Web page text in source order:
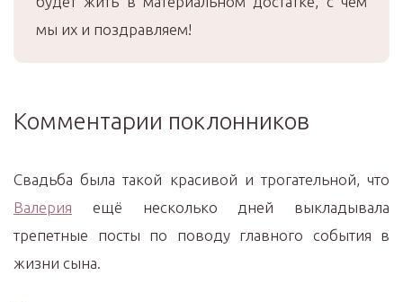
мы их и поздравляем!
Комментарии поклонников
Свадьба была такой красивой и трогательной, что
Валерия ещё несколько дней выкладывала
трепетные посты по поводу главного события в
жизни сына.